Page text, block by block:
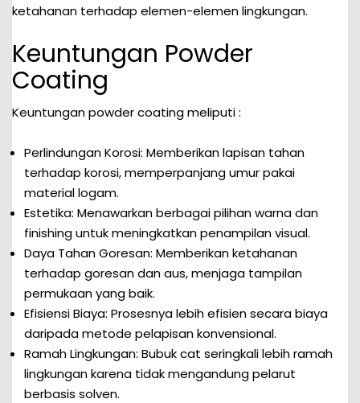
ketahanan terhadap elemen-elemen lingkungan.
Keuntungan Powder
Coating
Keuntungan powder coating meliputi :
Perlindungan Korosi: Memberikan lapisan tahan
terhadap korosi, memperpanjang umur pakai
material logam.
Estetika: Menawarkan berbagai pilihan warna dan
finishing untuk meningkatkan penampilan visual.
Daya Tahan Goresan: Memberikan ketahanan
terhadap goresan dan aus, menjaga tampilan
permukaan yang baik.
Efisiensi Biaya: Prosesnya lebih efisien secara biaya
daripada metode pelapisan konvensional.
Ramah Lingkungan: Bubuk cat seringkali lebih ramah
lingkungan karena tidak mengandung pelarut
berbasis solven.